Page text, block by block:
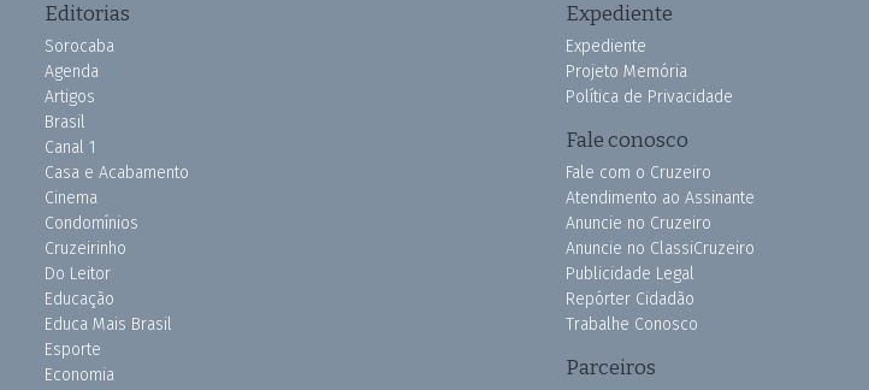
Editorias
Sorocaba
Agenda
Artigos
Brasil
Canal 1
Casa e Acabamento
Cinema
Condomínios
Cruzeirinho
Do Leitor
Educação
Educa Mais Brasil
Esporte
Economia
Expediente
Expediente
Projeto Memória
Política de Privacidade
Fale conosco
Fale com o Cruzeiro
Atendimento ao Assinante
Anuncie no Cruzeiro
Anuncie no ClassiCruzeiro
Publicidade Legal
Repórter Cidadão
Trabalhe Conosco
Parceiros